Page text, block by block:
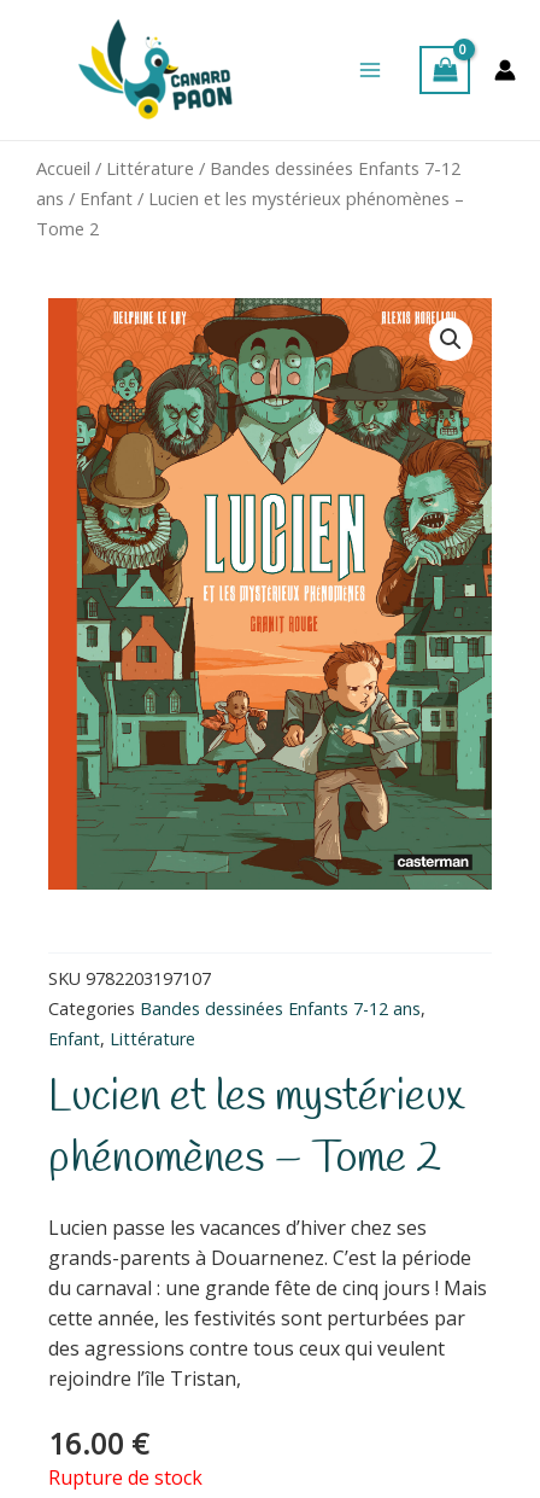
Menu
Accueil / Littérature / Bandes dessinées Enfants 7-12
ans / Enfant / Lucien et les mystérieux phénomènes –
Tome 2
SKU 9782203197107
Categories Bandes dessinées Enfants 7-12 ans,
Enfant, Littérature
Lucien et les mystérieux
phénomènes – Tome 2
Lucien passe les vacances d’hiver chez ses
grands-parents à Douarnenez. C’est la période
du carnaval : une grande fête de cinq jours ! Mais
cette année, les festivités sont perturbées par
des agressions contre tous ceux qui veulent
rejoindre l’île Tristan,
16.00 €
Rupture de stock